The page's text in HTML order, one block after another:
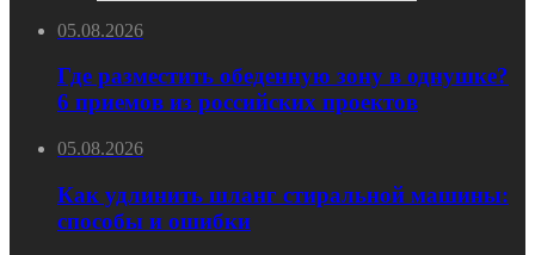
05.08.2026
Где разместить обеденную зону в однушке?
6 приемов из российских проектов
05.08.2026
Как удлинить шланг стиральной машины:
способы и ошибки